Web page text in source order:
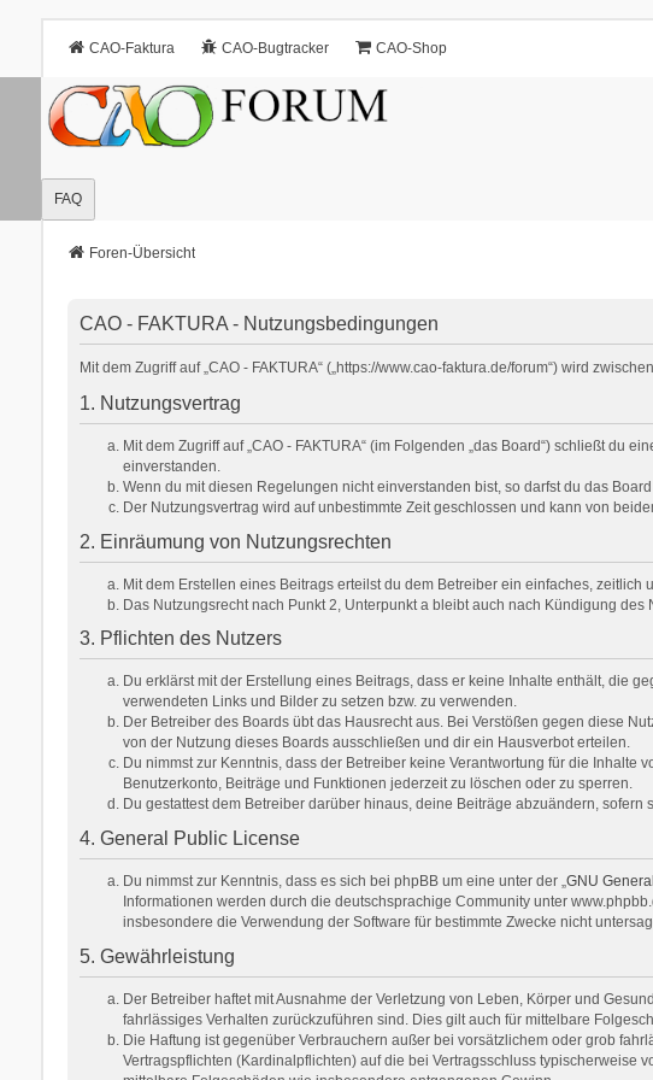
CAO-Faktura CAO-Bugtracker CAO-Shop
FAQ
Foren-Übersicht
CAO - FAKTURA - Nutzungsbedingungen
Mit dem Zugriff auf „CAO - FAKTURA“ („https://www.cao-faktura.de/forum“) wird
1. Nutzungsvertrag
Mit dem Zugriff auf „CAO - FAKTURA“ (im Folgenden „das Board“) schließt du
einverstanden.
Wenn du mit diesen Regelungen nicht einverstanden bist, so darfst du das
Der Nutzungsvertrag wird auf unbestimmte Zeit geschlossen und kann von
2. Einräumung von Nutzungsrechten
Mit dem Erstellen eines Beitrags erteilst du dem Betreiber ein einfaches,
Das Nutzungsrecht nach Punkt 2, Unterpunkt a bleibt auch nach Kündigung des
3. Pflichten des Nutzers
Du erklärst mit der Erstellung eines Beitrags, dass er keine Inhalte enthält, die
verwendeten Links und Bilder zu setzen bzw. zu verwenden.
Der Betreiber des Boards übt das Hausrecht aus. Bei Verstößen gegen diese
von der Nutzung dieses Boards ausschließen und dir ein Hausverbot erteilen.
Du nimmst zur Kenntnis, dass der Betreiber keine Verantwortung für die
Benutzerkonto, Beiträge und Funktionen jederzeit zu löschen oder zu sperren.
Du gestattest dem Betreiber darüber hinaus, deine Beiträge abzuändern,
4. General Public License
Du nimmst zur Kenntnis, dass es sich bei phpBB um eine unter der „GNU
Informationen werden durch die deutschsprachige Community unter
insbesondere die Verwendung der Software für bestimmte Zwecke nicht
5. Gewährleistung
Der Betreiber haftet mit Ausnahme der Verletzung von Leben, Körper und
fahrlässiges Verhalten zurückzuführen sind. Dies gilt auch für mittelbare
Die Haftung ist gegenüber Verbrauchern außer bei vorsätzlichem oder grob
Vertragspflichten (Kardinalpflichten) auf die bei Vertragsschluss